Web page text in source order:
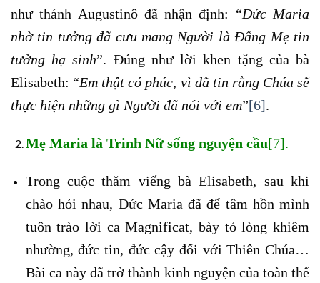
như thánh Augustinô đã nhận định: “Đức Maria
nhờ tin tưởng đã cưu mang Người là Đấng Mẹ tin
tưởng hạ sinh”. Đúng như lời khen tặng của bà
Elisabeth: “Em thật có phúc, vì đã tin rằng Chúa sẽ
thực hiện những gì Người đã nói với em”[6].
Mẹ Maria là Trinh Nữ sống nguyện cầu[7].
Trong cuộc thăm viếng bà Elisabeth, sau khi
chào hỏi nhau, Đức Maria đã để tâm hồn mình
tuôn trào lời ca Magnificat, bày tỏ lòng khiêm
nhường, đức tin, đức cậy đối với Thiên Chúa…
Bài ca này đã trở thành kinh nguyện của toàn thể